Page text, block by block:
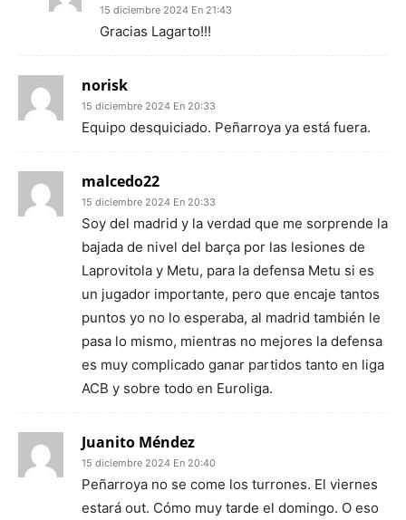
15 diciembre 2024 En 21:43
Gracias Lagarto!!!
norisk
15 diciembre 2024 En 20:33
Equipo desquiciado. Peñarroya ya está fuera.
malcedo22
15 diciembre 2024 En 20:33
Soy del madrid y la verdad que me sorprende la
bajada de nivel del barça por las lesiones de
Laprovitola y Metu, para la defensa Metu si es
un jugador importante, pero que encaje tantos
puntos yo no lo esperaba, al madrid también le
pasa lo mismo, mientras no mejores la defensa
es muy complicado ganar partidos tanto en liga
ACB y sobre todo en Euroliga.
Juanito Méndez
15 diciembre 2024 En 20:40
Peñarroya no se come los turrones. El viernes
estará out. Cómo muy tarde el domingo. O eso